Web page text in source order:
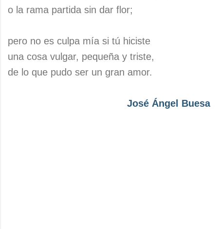
o la rama partida sin dar flor;
pero no es culpa mía si tú hiciste
una cosa vulgar, pequeña y triste,
de lo que pudo ser un gran amor.
José Ángel Buesa